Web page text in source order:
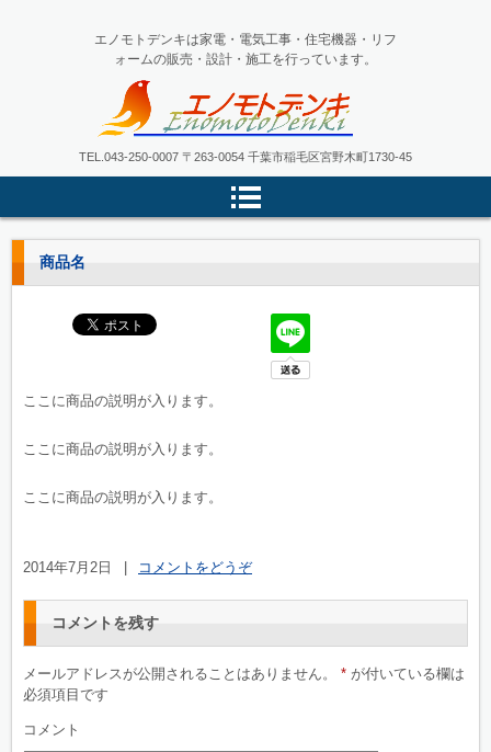
エノモトデンキ
エノモトデンキは家電・電気工事・住宅機器・リフ
ォームの販売・設計・施工を行っています。
TEL. 043-250-0007 〒263-0054 千葉市稲毛区宮野木町1730-45
商品名
ここに商品の説明が入ります。
ここに商品の説明が入ります。
ここに商品の説明が入ります。
2014年7月2日 コメントをどうぞ
コメントを残す
メールアドレスが公開されることはありません。 * が付いている欄は
必須項目です
コメント